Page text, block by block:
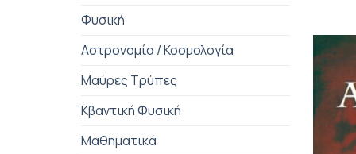
Φυσική
Αστρονομία / Κοσμολογία
Μαύρες Τρύπες
Κβαντική Φυσική
Μαθηματικά